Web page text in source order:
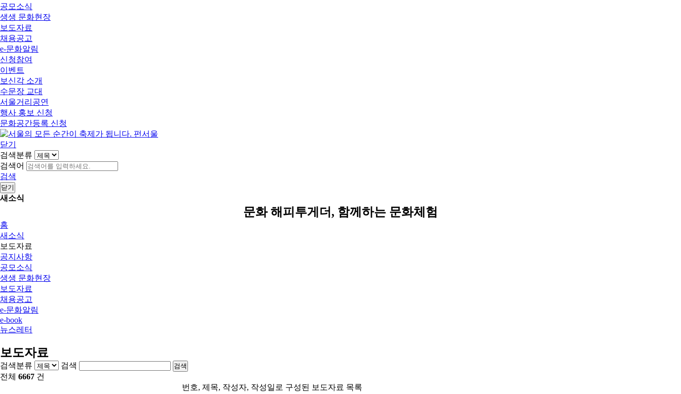
공모소식
생생 문화현장
보도자료
채용공고
e-문화알림
신청참여
이벤트
보신각 소개
수문장 교대
서울거리공연
행사 홍보 신청
문화공간등록 신청
닫기
검색분류
검색어
검색
닫기
새소식
문화 해피투게더, 함께하는 문화체험
홈
새소식
보도자료
공지사항
공모소식
생생 문화현장
보도자료
채용공고
e-문화알림
e-book
뉴스레터
보도자료
검색분류 검색 검색
전체 6667 건
번호, 제목, 작성자, 작성일로 구성된 보도자료 목록